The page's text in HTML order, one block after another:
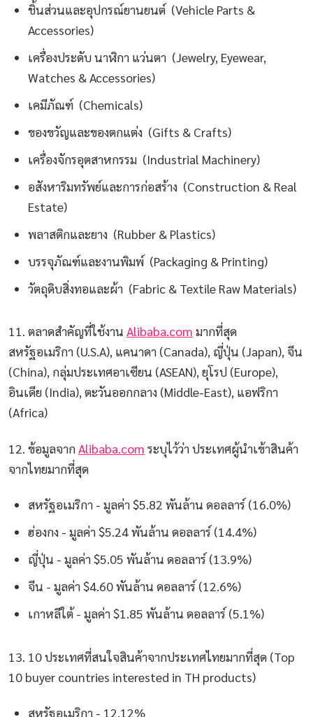
ชิ้นส่วนและอุปกรณ์ยานยนต์ (Vehicle Parts &
Accessories)
เครื่องประดับ นาฬิกา แว่นตา (Jewelry, Eyewear,
Watches & Accessories)
เคมีภัณฑ์ (Chemicals)
ของขวัญและของตกแต่ง (Gifts & Crafts)
เครื่องจักรอุตสาหกรรม (Industrial Machinery)
อสังหาริมทรัพย์และการก่อสร้าง (Construction & Real
Estate)
พลาสติกและยาง (Rubber & Plastics)
บรรจุภัณฑ์และงานพิมพ์ (Packaging & Printing)
วัตถุดิบสิ่งทอและผ้า (Fabric & Textile Raw Materials)
11. ตลาดสำคัญที่ใช้งาน Alibaba.com มากที่สุด
สหรัฐอเมริกา (U.S.A), แคนาดา (Canada), ญี่ปุ่น (Japan), จีน
(China), กลุ่มประเทศอาเซียน (ASEAN), ยุโรป (Europe),
อินเดีย (India), ตะวันออกกลาง (Middle-East), แอฟริกา
(Africa)
12. ข้อมูลจากAlibaba.com ระบุไว้ว่า ประเทศผู้นำเข้าสินค้า
จากไทยมากที่สุด
สหรัฐอเมริกา - มูลค่า $5.82 พันล้าน ดอลลาร์ (16.0%)
ฮ่องกง - มูลค่า $5.24 พันล้าน ดอลลาร์ (14.4%)
ญี่ปุ่น - มูลค่า $5.05 พันล้าน ดอลลาร์ (13.9%)
จีน - มูลค่า $4.60 พันล้าน ดอลลาร์ (12.6%)
เกาหลีใต้ - มูลค่า $1.85 พันล้าน ดอลลาร์ (5.1%)
13. 10 ประเทศที่สนใจสินค้าจากประเทศไทยมากที่สุด (Top
10 buyer countries interested in TH products)
สหรัฐอเมริกา - 12.12%